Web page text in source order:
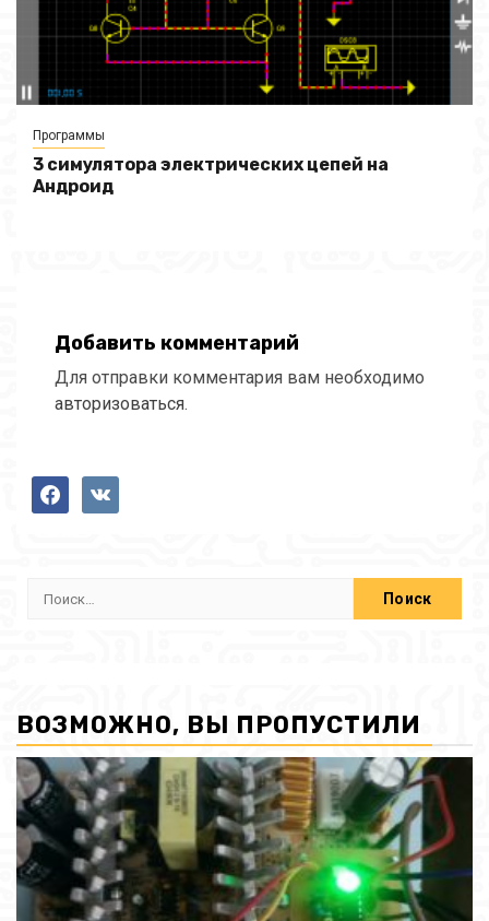
Программы
3 симулятора электрических цепей на
Андроид
Добавить комментарий
Для отправки комментария вам необходимо
авторизоваться.
facebookvkontakte
Найти:
ВОЗМОЖНО, ВЫ ПРОПУСТИЛИ